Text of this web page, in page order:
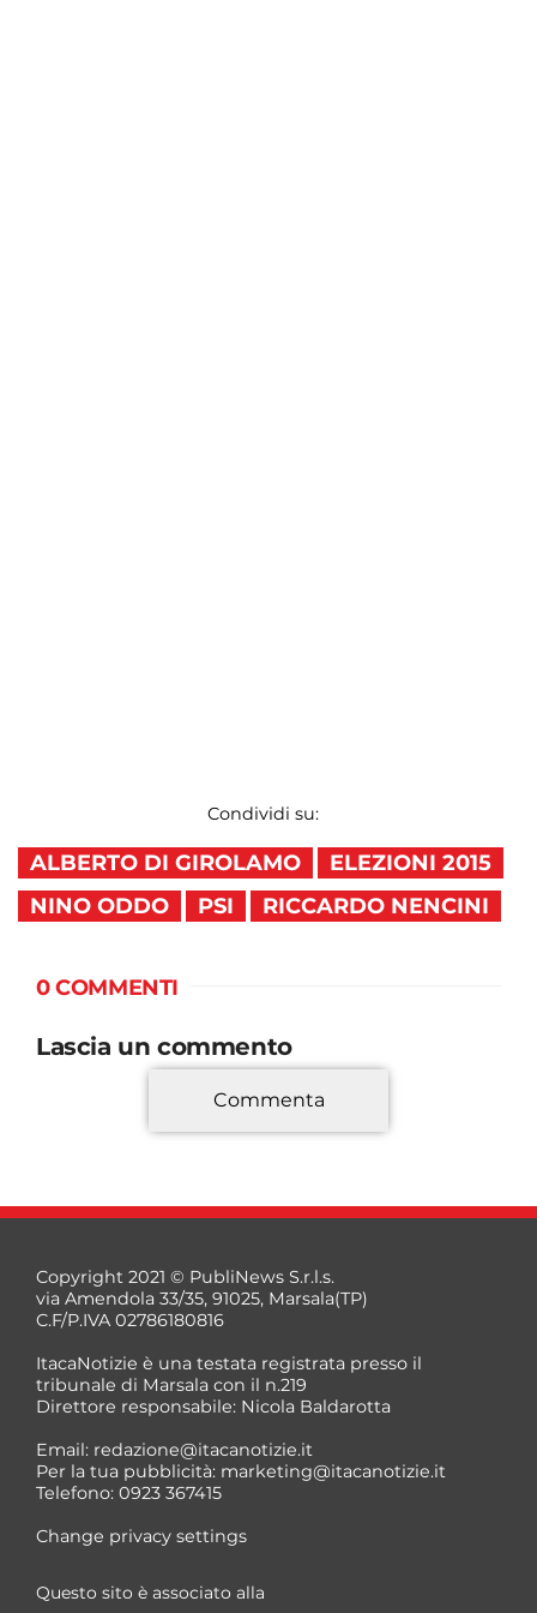
Condividi su:
ALBERTO DI GIROLAMO
ELEZIONI 2015
NINO ODDO
PSI RICCARDO NENCINI
0 COMMENTI
Lascia un commento
*
*
Commenta
Copyright 2021 © PubliNews S.r.l.s.
via Amendola 33/35, 91025, Marsala(TP)
C.F/P.IVA 02786180816
ItacaNotizie è una testata registrata presso il
tribunale di Marsala con il n.219
Direttore responsabile: Nicola Baldarotta
Email: redazione@itacanotizie.it
Per la tua pubblicità: marketing@itacanotizie.it
Telefono: 0923 367415
Change privacy settings
Questo sito è associato alla